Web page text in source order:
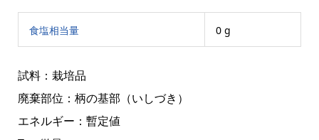
食塩相当量 0 g
試料：栽培品
廃棄部位：柄の基部（いしづき）
エネルギー：暫定値